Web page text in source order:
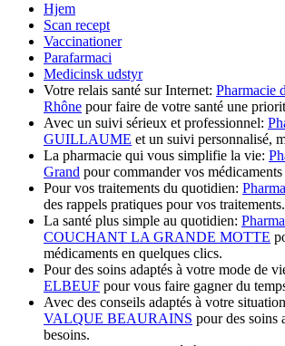
Hjem
Scan recept
Vaccinationer
Parafarmaci
Medicinsk udstyr
Votre relais santé sur Internet: Pharmacie
Rhône pour faire de votre santé une
Avec un suivi sérieux et professionnel:
GUILLAUME et un suivi personnalisé,
La pharmacie qui vous simplifie la vie:
Grand pour commander vos
Pour vos traitements du quotidien:
des rappels pratiques pour vos traitements.
La santé plus simple au quotidien:
COUCHANT LA GRANDE MOTTE
médicaments en quelques clics.
Pour des soins adaptés à votre mode de
ELBEUF pour vous faire gagner du
Avec des conseils adaptés à votre
VALQUE BEAURAINS pour des soins
besoins.